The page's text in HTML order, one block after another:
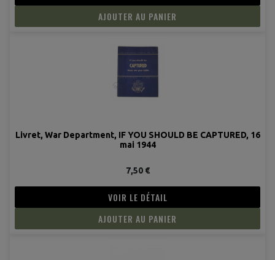
AJOUTER AU PANIER
Livret, War Department, IF YOU SHOULD BE CAPTURED, 16
mai 1944
7,50 €
VOIR LE DÉTAIL
AJOUTER AU PANIER